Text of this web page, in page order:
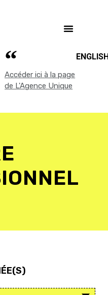
Accéder ici à la page
de L'Agence Unique